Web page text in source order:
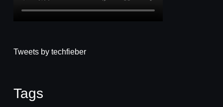
Tweets by techfieber
Tags